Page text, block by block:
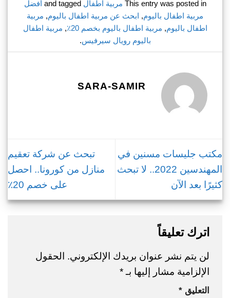
This entry was posted in مربية اطفال and tagged
أفضل
مربية اطفال باليوم, ابحث عن مربية اطفال باليوم, مربية
اطفال باليوم, مربية اطفال باليوم بخصم 20٪ , مربية اطفال
باليوم رويال سيرفيس.
SARA-SAMIR
مكتب جليسات مسنين في
المهندسين 2022.. لا تبحث
كثيرًا بعد الآن
تبحث عن شركة تعقيم
منازل من كورونا.. احصل
على خصم 20٪
اترك تعليقاً
لن يتم نشر عنوان بريدك الإلكتروني. الحقول
الإلزامية مشار إليها بـ*
التعليق *